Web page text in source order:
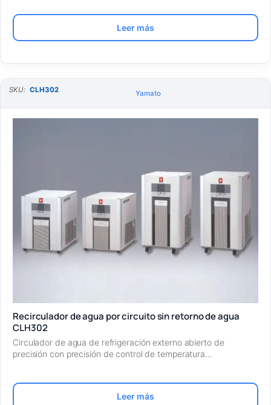
Leer más
SKU: CLH302 Yamato
Recirculador de agua por circuito sin retorno de agua
CLH302
Circulador de agua de refrigeración externo abierto de
precisión con precisión de control de temperatura…
Leer más